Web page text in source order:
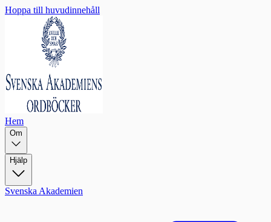
Hoppa till huvudinnehåll
Hem
Om
Hjälp
Svenska Akademien